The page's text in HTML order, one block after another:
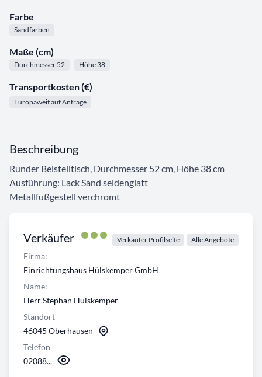
Farbe
Sandfarben
Maße (cm)
Durchmesser 52 Höhe 38
Transportkosten (€)
Europaweit auf Anfrage
Verkäufer Verkäufer Profilseite Alle Angebote
Firma:
Einrichtungshaus Hülskemper GmbH
Name:
Herr Stephan Hülskemper
Standort
46045 Oberhausen
Telefon
02088...
Beschreibung
Runder Beistelltisch, Durchmesser 52 cm, Höhe 38 cm
Ausführung: Lack Sand seidenglatt
Metallfußgestell verchromt